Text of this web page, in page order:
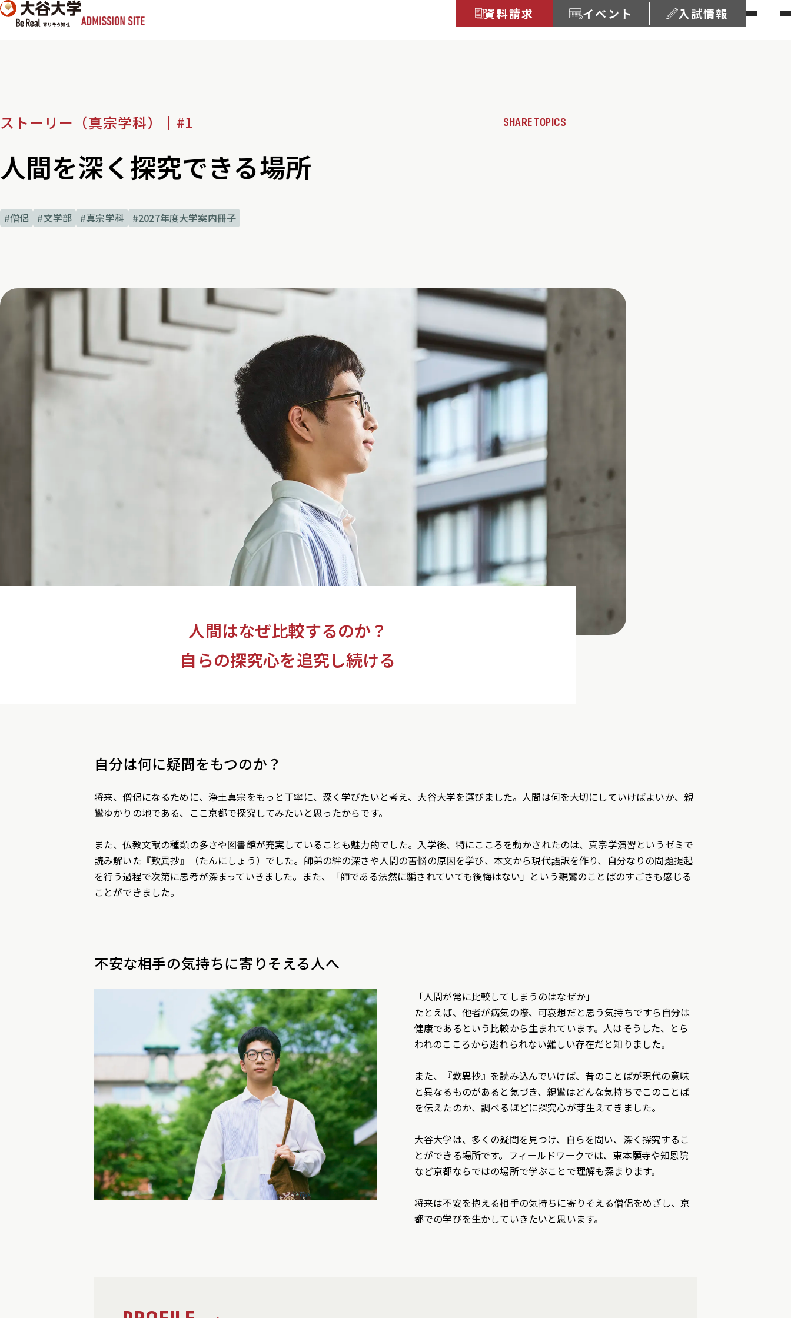
資料請求 イベント 入試情報
ストーリー（真宗学科）｜#1 SHARE TOPICS
人間を深く探究できる場所
#僧侶 #文学部 #真宗学科 #2027年度大学案内冊子
人間はなぜ比較するのか？
自らの探究心を追究し続ける
自分は何に疑問をもつのか？
将来、僧侶になるために、浄土真宗をもっと丁寧に、深く学びたいと考え、大谷大学を選びました。人間は何を大切にしていけばよいか、親
鸞ゆかりの地である、ここ京都で探究してみたいと思ったからです。
また、仏教文献の種類の多さや図書館が充実していることも魅力的でした。入学後、特にこころを動かされたのは、真宗学演習というゼミで
読み解いた『歎異抄』（たんにしょう）でした。師弟の絆の深さや人間の苦悩の原因を学び、本文から現代語訳を作り、自分なりの問題提起
を行う過程で次第に思考が深まっていきました。また、「師である法然に騙されていても後悔はない」という親鸞のことばのすごさも感じる
ことができました。
不安な相手の気持ちに寄りそえる人へ
「人間が常に比較してしまうのはなぜか」
たとえば、他者が病気の際、可哀想だと思う気持ちですら自分は
健康であるという比較から生まれています。人はそうした、とら
われのこころから逃れられない難しい存在だと知りました。
また、『歎異抄』を読み込んでいけば、昔のことばが現代の意味
と異なるものがあると気づき、親鸞はどんな気持ちでこのことば
を伝えたのか、調べるほどに探究心が芽生えてきました。
大谷大学は、多くの疑問を見つけ、自らを問い、深く探究するこ
とができる場所です。フィールドワークでは、東本願寺や知恩院
など京都ならではの場所で学ぶことで理解も深まります。
将来は不安を抱える相手の気持ちに寄りそえる僧侶をめざし、京
都での学びを生かしていきたいと思います。